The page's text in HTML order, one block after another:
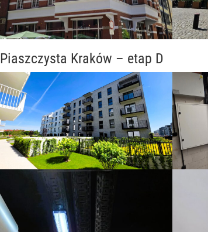
Piaszczysta Kraków – etap D